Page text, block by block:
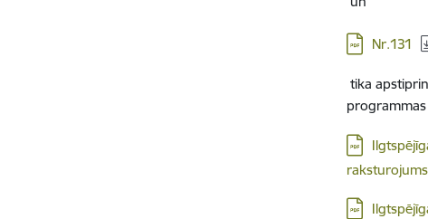
Lejupielādēt:
Nr.131
tika
Lejupielādēt:
raksturojums
Lejupielādēt: